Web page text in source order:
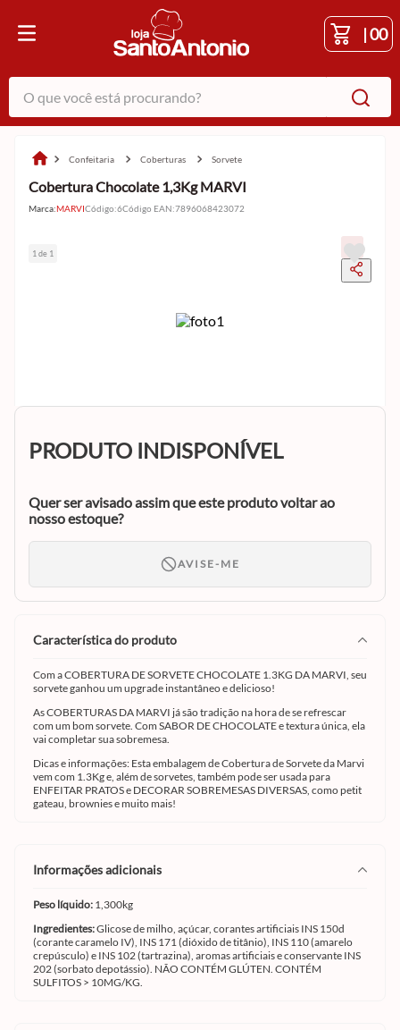
|00
O que você está procurando?
confeitaria coberturas sorvete
Cobertura Chocolate 1,3Kg MARVI
Marca:MARVICódigo:6Código EAN:7896068423072
1 de 1
PRODUTO INDISPONÍVEL
Quer ser avisado assim que este produto voltar ao
nosso estoque?
AVISE-ME
característica do produto
Com a COBERTURA DE SORVETE CHOCOLATE 1.3KG DA MARVI, seu
sorvete ganhou um upgrade instantâneo e delicioso!
As COBERTURAS DA MARVI já são tradição na hora de se refrescar
com um bom sorvete. Com SABOR DE CHOCOLATE e textura única, ela
vai completar sua sobremesa.
Dicas e informações: Esta embalagem de Cobertura de Sorvete da Marvi
vem com 1.3Kg e, além de sorvetes, também pode ser usada para
ENFEITAR PRATOS e DECORAR SOBREMESAS DIVERSAS, como petit
gateau, brownies e muito mais!
informações adicionais
Peso líquido: 1,300kg
Ingredientes:Glicose de milho, açúcar, corantes artificiais INS 150d
(corante caramelo IV), INS 171 (dióxido de titânio), INS 110 (amarelo
crepúsculo) e INS 102 (tartrazina), aromas artificiais e conservante INS
202 (sorbato depotássio). NÃO CONTÉM GLÚTEN. CONTÉM
SULFITOS > 10MG/KG.